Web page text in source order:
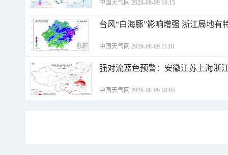
中国天气网 2026-08-09 10:15
台风“白海豚”影响增强 浙江局地有
中国天气网 2026-08-09 11:01
强对流蓝色预警：安徽江苏上海浙
中国天气网 2026-08-09 10:05